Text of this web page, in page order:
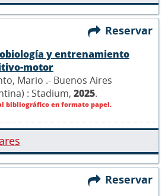
Reservar
y entrenamiento
motor
Mario .- Buenos Aires
: Stadium, 2025.
bibliográfico en formato papel.
Reservar